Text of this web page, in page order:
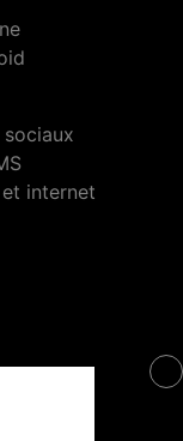
sociaux
internet